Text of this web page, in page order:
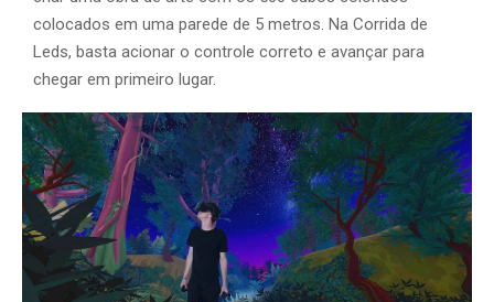
colocados em uma parede de 5 metros. Na Corrida de
Leds, basta acionar o controle correto e avançar para
chegar em primeiro lugar.